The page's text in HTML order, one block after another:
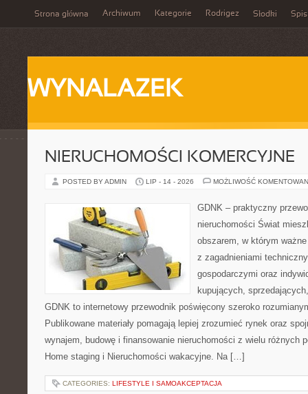
Strona główna Archiwum Kategorie Rodrigez Słodki Spis
WYNALAZEK
NIERUCHOMOŚCI KOMERCYJNE
POSTED BY ADMIN LIP - 14 - 2026 MOŻLIWOŚĆ
GDNK – praktyczny
nieruchomości Świat
obszarem, w którym
z zagadnieniami
gospodarczymi oraz
kupujących,
GDNK to internetowy przewodnik poświęcony szeroko
Publikowane materiały pomagają lepiej zrozumieć rynek oraz
wynajem, budowę i finansowanie nieruchomości z wielu różnych
Home staging i Nieruchomości wakacyjne. Na […]
CATEGORIES: LIFESTYLE I SAMOAKCEPTACJA